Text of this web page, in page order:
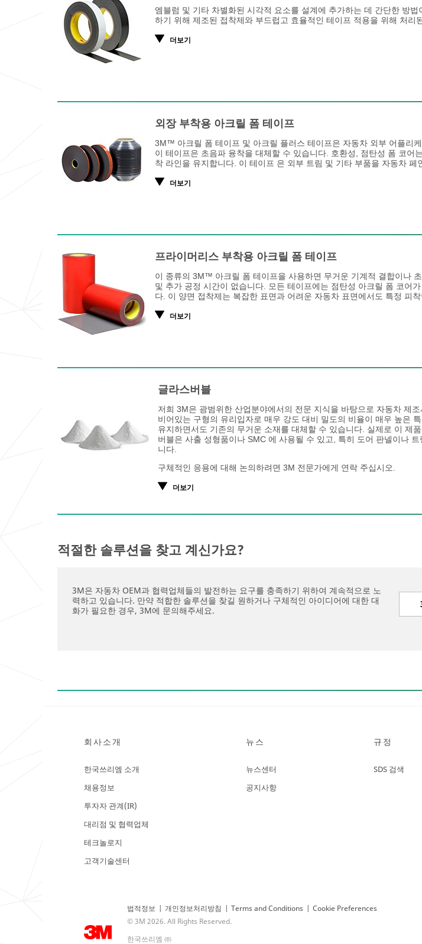
엠블럼 및 기타 차별화된 시각적 요소를 설계에 추가하는 데 간단한 방
하기 위해 제조된 접착제와 부드럽고 효율적인 테이프 적용을 위해 처리
더보기
외장 부착용 아크릴 폼 테이프
3M™ 아크릴 폼 테이프 및 아크릴 플러스 테이프은 자동차 외부 어플리
이 테이프은 초음파 융착을 대체할 수 있습니다. 호환성, 점탄성 폼 코
착 라인을 유지합니다. 이 테이프 은 외부 트림 및 기타 부품을 자동차 페
더보기
프라이머리스 부착용 아크릴 폼 테이프
이 종류의 3M™ 아크릴 폼 테이프을 사용하면 무거운 기계적 결합이나
및 추가 공정 시간이 없습니다. 모든 테이프에는 점탄성 아크릴 폼 코어
다. 이 양면 접착제는 복잡한 표면과 어려운 자동차 표면에서도 특정 피
더보기
글라스버블
저희 3M은 광범위한 산업분야에서의 전문 지식을 바탕으로 자동차 제
비어있는 구형의 유리입자로 매우 강도 대비 밀도의 비율이 매우 높은
유지하면서도 기존의 무거운 소재를 대체할 수 있습니다. 실제로 이
버블은 사출 성형품이나 SMC 에 사용될 수 있고, 특히 도어 판넬이나
니다.
구체적인 응용에 대해 논의하려면 3M 전문가에게 연락 주십시오.
더보기
적절한 솔루션을 찾고 계신가요?
3M은 자동차 OEM과 협력업체들의 발전하는 요구를 충족하기 위하여 계속적으로 노
력하고 있습니다. 만약 적합한 솔루션을 찾길 원하거나 구체적인 아이디어에 대한 대
화가 필요한 경우, 3M에 문의해주세요.
회사소개
한국쓰리엠 소개
채용정보
투자자 관계(IR)
대리점 및 협력업체
테크놀로지
고객기술센터
뉴스
뉴스센터
공지사항
규정
SDS 검색
법적정보 | 개인정보처리방침 | Terms and Conditions | Cookie Preferences
© 3M 2026. All Rights Reserved.
한국쓰리엠 ㈜